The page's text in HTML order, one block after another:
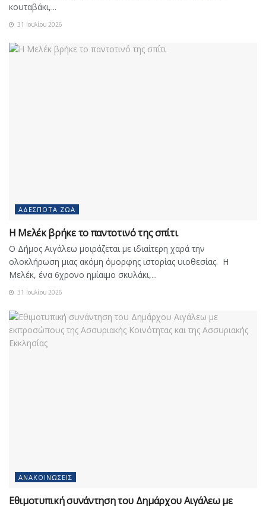
κουταβάκι,...
31 Ιουλίου 2026
ΑΔΈΣΠΟΤΑ ΖΏΑ
Η Μελέκ βρήκε το παντοτινό της σπίτι
Ο Δήμος Αιγάλεω μοιράζεται με ιδιαίτερη χαρά την
ολοκλήρωση μιας ακόμη όμορφης ιστορίας υιοθεσίας. Η
Μελέκ, ένα 6χρονο ημίαιμο σκυλάκι,...
31 Ιουλίου 2026
ΑΝΑΚΟΙΝΏΣΕΙΣ
Εθιμοτυπική συνάντηση του Δημάρχου Αιγάλεω με